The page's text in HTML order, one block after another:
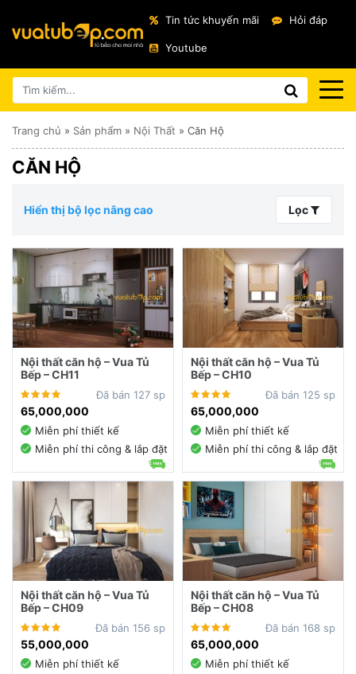
Tin tức khuyến mãi Hỏi đáp
Youtube
Trang chủ » Sản phẩm » Nội Thất » Căn Hộ
CĂN HỘ
Hiển thị bộ lọc nâng cao Lọc
Nội thất căn hộ – Vua Tủ
Bếp – CH11
Đã bán 127 sp
65,000,000
Miễn phí thiết kế
Miễn phí thi công & lắp đặt
Nội thất căn hộ – Vua Tủ
Bếp – CH10
Đã bán 125 sp
65,000,000
Miễn phí thiết kế
Miễn phí thi công & lắp đặt
Nội thất căn hộ – Vua Tủ
Bếp – CH09
Đã bán 156 sp
55,000,000
Miễn phí thiết kế
Nội thất căn hộ – Vua Tủ
Bếp – CH08
Đã bán 168 sp
65,000,000
Miễn phí thiết kế